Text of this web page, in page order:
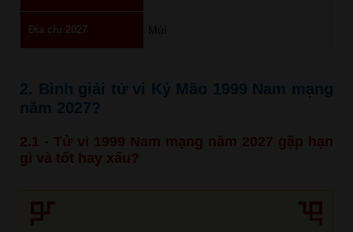
Địa chi 2027 Mùi
2. Bình giải tử vi Kỷ Mão 1999 Nam mạng
năm 2027?
2.1 - Tử vi 1999 Nam mạng năm 2027 gặp hạn
gì và tốt hay xấu?